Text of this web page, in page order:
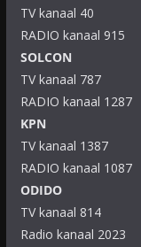
TV kanaal 40
RADIO kanaal 915
SOLCON
TV kanaal 787
RADIO kanaal 1287
KPN
TV kanaal 1387
RADIO kanaal 1087
ODIDO
TV kanaal 814
Radio kanaal 2023